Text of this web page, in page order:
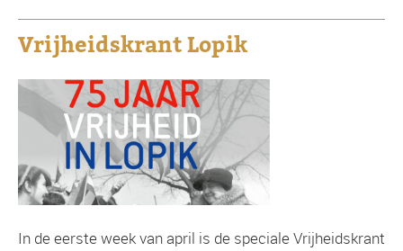
Vrijheidskrant Lopik
In de eerste week van april is de speciale Vrijheidskrant